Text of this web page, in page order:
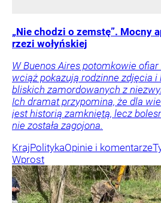
„Nie chodzi o zemstę”. Mocny
rzezi wołyńskiej
W Buenos Aires potomkowie ofiar
wciąż pokazują rodzinne zdjęcia
bliskich zamordowanych z
Ich dramat przypomina, że dla
jest historią zamkniętą, lecz
nie została zagojona.
KrajPolitykaOpinie i komentarze
Wprost